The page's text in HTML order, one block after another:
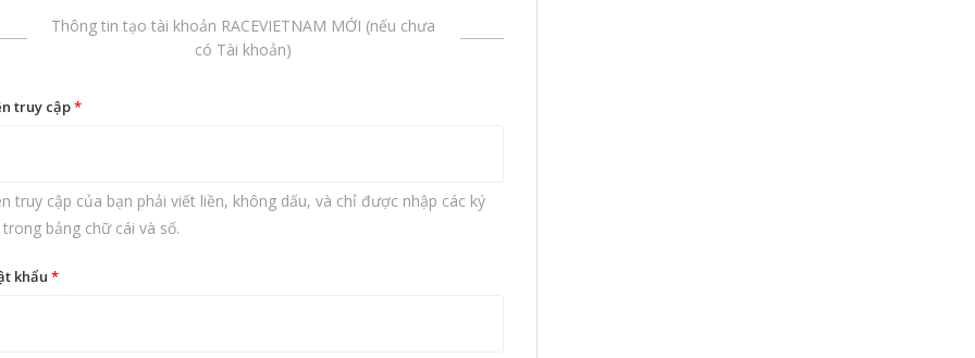
Thông tin tạo tài khoản RACEVIETNAM MỚI (nếu chưa
có Tài khoản)
truy cập*
truy cập của bạn phải viết liền, không dấu, và chỉ được nhập các ký
bảng chữ cái và số.
khẩu *